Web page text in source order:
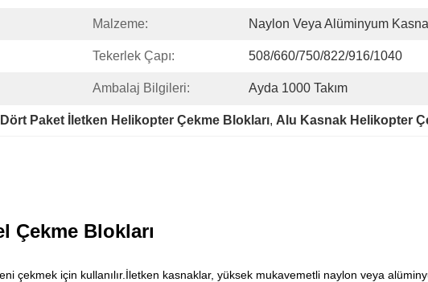
Malzeme: Naylon Veya Alüminyum
Tekerlek Çapı: 508/660/750/822/916/1040
Ambalaj Bilgileri: Ayda 1000 Takım
Dört Paket İletken Helikopter Çekme Blokları, Alu Kasnak Helikopter
Çekme Blokları
çekmek için kullanılır.İletken kasnaklar, yüksek mukavemetli naylon veya